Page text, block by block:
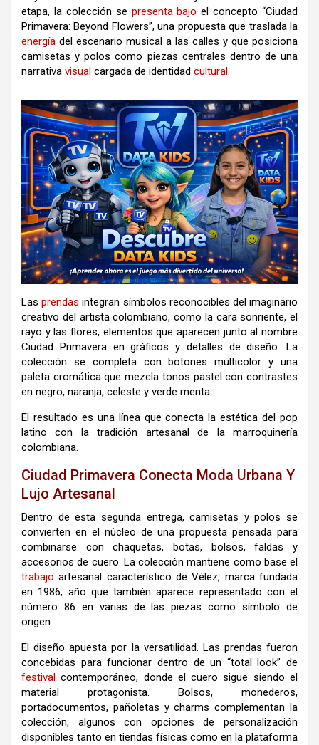
etapa, la colección se presenta bajo el concepto “Ciudad
Primavera: Beyond Flowers”, una propuesta que traslada la
energía del escenario musical a las calles y que posiciona
camisetas y polos como piezas centrales dentro de una
narrativa visual cargada de identidad cultural.
Lasprendas integran símbolos reconocibles del imaginario
creativo del artista colombiano, como la cara sonriente, el
rayo y las flores, elementos que aparecen junto al nombre
Ciudad Primavera en gráficos y detalles de diseño. La
colección se completa con botones multicolor y una
paleta cromática que mezcla tonos pastel con contrastes
en negro, naranja, celeste y verde menta.
El resultado es una línea que conecta la estética del pop
latino con la tradición artesanal de la marroquinería
colombiana.
Ciudad Primavera Conecta Moda Urbana Y
Lujo Artesanal
Dentro de esta segunda entrega, camisetas y polos se
convierten en el núcleo de una propuesta pensada para
combinarse con chaquetas, botas, bolsos, faldas y
accesorios de cuero. La colección mantiene como base el
trabajo artesanal característico de Vélez, marca fundada
en 1986, año que también aparece representado con el
número 86 en varias de las piezas como símbolo de
origen.
El diseño apuesta por la versatilidad. Las prendas fueron
concebidas para funcionar dentro de un “total look” de
festival contemporáneo, donde el cuero sigue siendo el
material protagonista. Bolsos, monederos,
portadocumentos, pañoletas y charms complementan la
colección, algunos con opciones de personalización
disponibles tanto en tiendas físicas como en la plataforma